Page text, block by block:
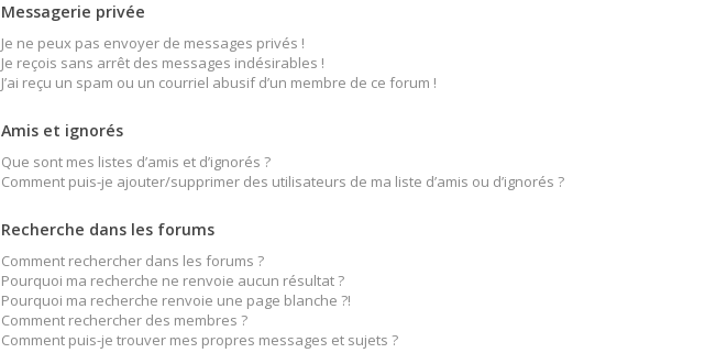
Messagerie privée
Je ne peux pas envoyer de messages privés !
Je reçois sans arrêt des messages indésirables !
J’ai reçu un spam ou un courriel abusif d’un membre de ce forum !
Amis et ignorés
Que sont mes listes d’amis et d’ignorés ?
Comment puis-je ajouter/supprimer des utilisateurs de ma liste d’amis ou d’ignorés ?
Recherche dans les forums
Comment rechercher dans les forums ?
Pourquoi ma recherche ne renvoie aucun résultat ?
Pourquoi ma recherche renvoie une page blanche ?!
Comment rechercher des membres ?
Comment puis-je trouver mes propres messages et sujets ?